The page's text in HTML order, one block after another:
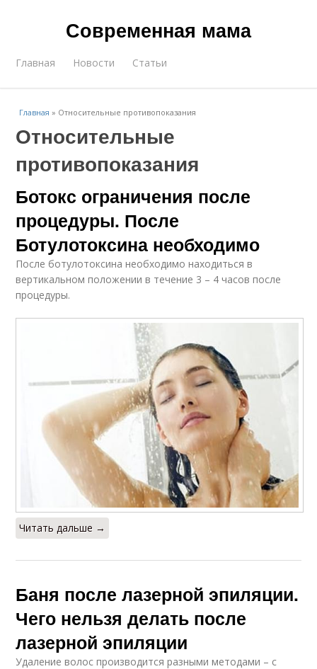
Современная мама
Главная Новости Статьи
Главная » Относительные противопоказания
Относительные
противопоказания
Ботокс ограничения после
процедуры. После
Ботулотоксина необходимо
После ботулотоксина необходимо находиться в
вертикальном положении в течение 3 – 4 часов после
процедуры.
Читать дальше →
Баня после лазерной эпиляции.
Чего нельзя делать после
лазерной эпиляции
Удаление волос производится разными методами – с